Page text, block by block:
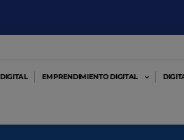
EMPRENDIMIENTO DIGITAL